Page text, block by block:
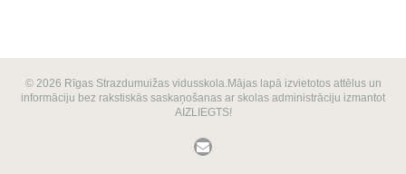
© 2026 Rīgas Strazdumuižas vidusskola.Mājas lapā izvietotos attēlus un
informāciju bez rakstiskās saskaņošanas ar skolas administrāciju izmantot
AIZLIEGTS!